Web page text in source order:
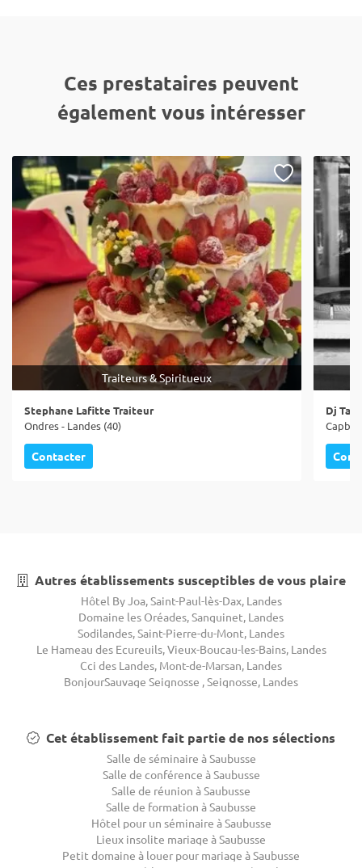
Ces prestataires peuvent
également vous intéresser
Traiteurs & Spiritueux
Stephane Lafitte Traiteur
Ondres - Landes (40)
Contacter
Dj
Autres établissements susceptibles de vous plaire
Hôtel By Joa, Saint-Paul-lès-Dax, Landes
Domaine les Oréades, Sanguinet, Landes
Sodilandes, Saint-Pierre-du-Mont, Landes
Le Hameau des Ecureuils, Vieux-Boucau-les-Bains, Landes
Cci des Landes, Mont-de-Marsan, Landes
BonjourSauvage Seignosse , Seignosse, Landes
Cet établissement fait partie de nos sélections
Salle de séminaire à Saubusse
Salle de conférence à Saubusse
Salle de réunion à Saubusse
Salle de formation à Saubusse
Hôtel pour un séminaire à Saubusse
Lieux insolite mariage à Saubusse
Petit domaine à louer pour mariage à Saubusse